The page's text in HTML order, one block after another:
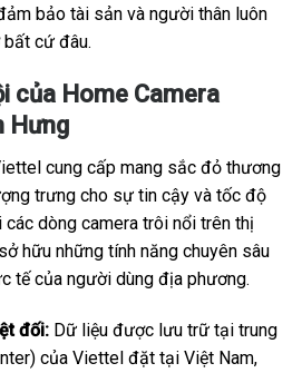
bảo tài sản và người thân luôn
cứ đâu.
của Home Camera
Hưng
cung cấp mang sắc đỏ thương
trưng cho sự tin cậy và tốc độ
dòng camera trôi nổi trên thị
hữu những tính năng chuyên sâu
tế của người dùng địa phương.
đối:Dữ liệu được lưu trữ tại trung
của Viettel đặt tại Việt Nam,